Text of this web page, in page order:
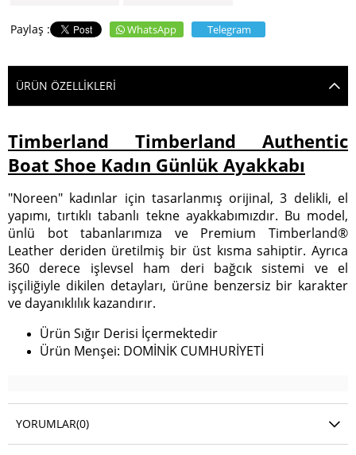
WhatsApp Telegram
ÜRÜN ÖZELLIKLERI
Timberland Timberland Authentic
Boat Shoe Kadın Günlük Ayakkabı
"Noreen" kadınlar için tasarlanmış orijinal, 3 delikli, el
yapımı, tırtıklı tabanlı tekne ayakkabımızdır. Bu model,
ünlü bot tabanlarımıza ve Premium Timberland®
Leather deriden üretilmiş bir üst kısma sahiptir. Ayrıca
360 derece işlevsel ham deri bağcık sistemi ve el
işçiliğiyle dikilen detayları, ürüne benzersiz bir karakter
ve dayanıklılık kazandırır.
Ürün Sığır Derisi İçermektedir
Ürün Menşei: DOMİNİK CUMHURİYETİ
YORUMLAR(0)